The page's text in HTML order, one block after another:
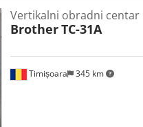
Timișoara 345 km
Vertikalni obradni centar
BrotherTC-31A